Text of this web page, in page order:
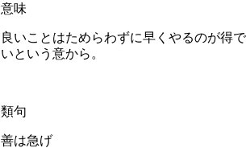
意味
良いことはためらわずに早くやるのが得
いという意から。
類句
善は急げ